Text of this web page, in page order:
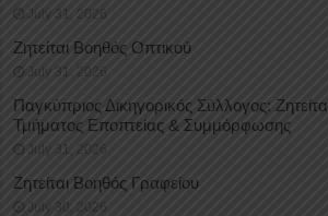
July 31, 2026
Ζητείται Βοηθός Οπτικού
July 31, 2026
Παγκύπριος Δικηγορικός Σύλλογος:
Τμήματος Εποπτείας & Συμμόρφωσης
July 31, 2026
Ζητείται Βοηθός Γραφείου
July 30, 2026